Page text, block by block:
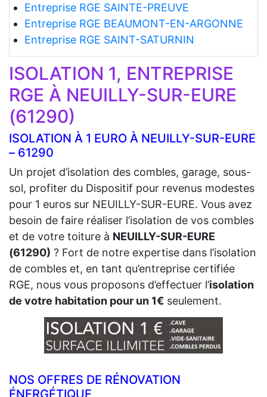
Entreprise RGE SAINTE-PREUVE
Entreprise RGE BEAUMONT-EN-ARGONNE
Entreprise RGE SAINT-SATURNIN
ISOLATION 1, ENTREPRISE
RGE À NEUILLY-SUR-EURE
(61290)
ISOLATION À 1 EURO À NEUILLY-SUR-EURE
– 61290
Un projet d’isolation des combles, garage, sous-
sol, profiter du Dispositif pour revenus modestes
pour 1 euros sur NEUILLY-SUR-EURE. Vous avez
besoin de faire réaliser l’isolation de vos combles
et de votre toiture à NEUILLY-SUR-EURE
(61290) ? Fort de notre expertise dans l’isolation
de combles et, en tant qu’entreprise certifiée
RGE, nous vous proposons d’effectuer l’isolation
de votre habitation pour un 1€ seulement.
NOS OFFRES DE RÉNOVATION
ÉNERGÉTIQUE